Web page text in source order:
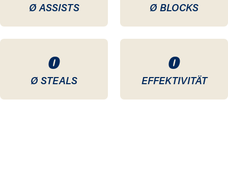
Ø ASSISTS Ø BLOCKS
0
Ø STEALS
0
EFFEKTIVITÄT